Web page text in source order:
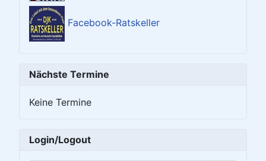
Facebook-Ratskeller
Nächste Termine
Keine Termine
Login/Logout